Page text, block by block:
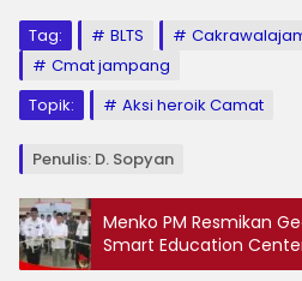
Tag: BLTS
Cmat jampang
Topik:
Aksi heroik Camat
Penulis: D. Sopyan
Menko PM Resmikan
Smart Education
Assalam Puteri